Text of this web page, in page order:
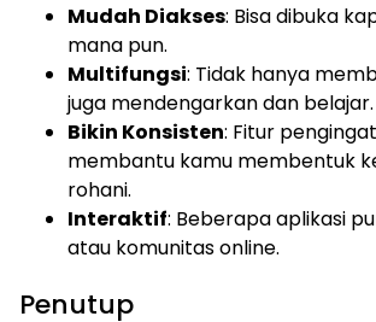
Mudah Diakses: Bisa dibuka
mana pun.
Multifungsi: Tidak hanya
juga mendengarkan dan belajar.
Bikin Konsisten: Fitur
membantu kamu membentuk
rohani.
Interaktif: Beberapa aplikasi
atau komunitas online.
Penutup